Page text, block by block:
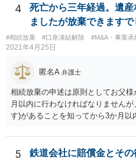
いということではなく、身分相応
る程度の金額に留まると考えた方
に葬儀費用を支出する経済力がな
ば相続財産から支出しても単純承
で、相続放棄申述が受理される可
4
死亡から三年経過。遺
ましたが放棄できますで
#相続放棄 #口座凍結解除 #M&A・事業承
2021年4月25日
匿名A 弁護士
相続放棄の申述は原則としてお父
月以内に行わなければなりません
す)があることを知ってから3か月以
したら、早急に家裁に行って相続
書類を提出されることをおすすめ
他にもあるかもしれないというリ
5 鉄道会社に賠償金とその